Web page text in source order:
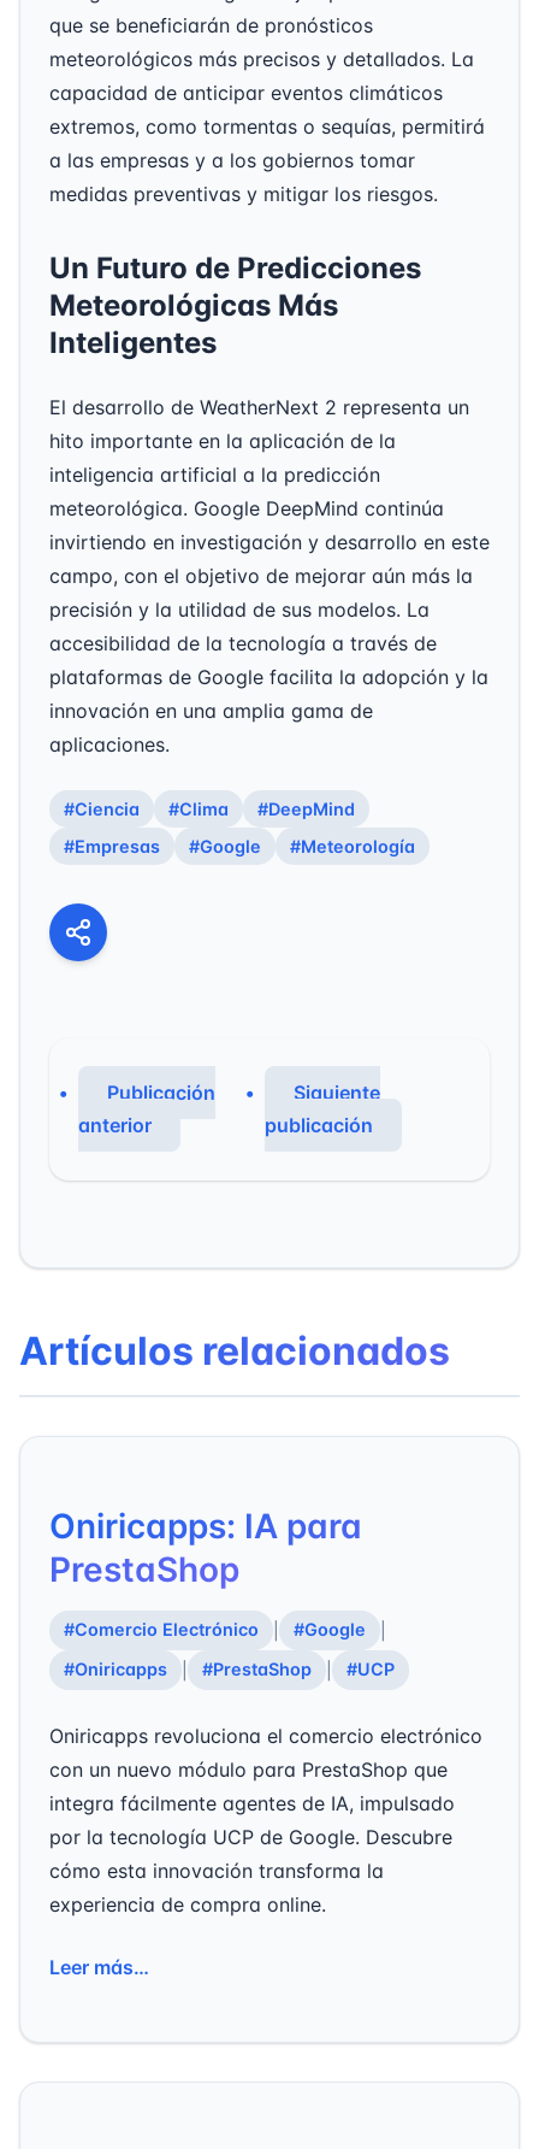
que se beneficiarán de pronósticos
meteorológicos más precisos y detallados. La
capacidad de anticipar eventos climáticos
extremos, como tormentas o sequías, permitirá
a las empresas y a los gobiernos tomar
medidas preventivas y mitigar los riesgos.
Un Futuro de Predicciones
Meteorológicas Más
Inteligentes
El desarrollo de WeatherNext 2 representa un
hito importante en la aplicación de la
inteligencia artificial a la predicción
meteorológica. Google DeepMind continúa
invirtiendo en investigación y desarrollo en este
campo, con el objetivo de mejorar aún más la
precisión y la utilidad de sus modelos. La
accesibilidad de la tecnología a través de
plataformas de Google facilita la adopción y la
innovación en una amplia gama de
aplicaciones.
#Ciencia #Clima
#DeepMind
#Empresas
#Google #Meteorología
Publicación
anterior
Siguiente
publicación
Artículos relacionados
Oniricapps: IA para
PrestaShop
#Comercio Electrónico #Google
#Oniricapps
#PrestaShop #UCP
Oniricapps revoluciona el comercio electrónico
con un nuevo módulo para PrestaShop que
integra fácilmente agentes de IA, impulsado
por la tecnología UCP de Google. Descubre
cómo esta innovación transforma la
experiencia de compra online.
Leer más…